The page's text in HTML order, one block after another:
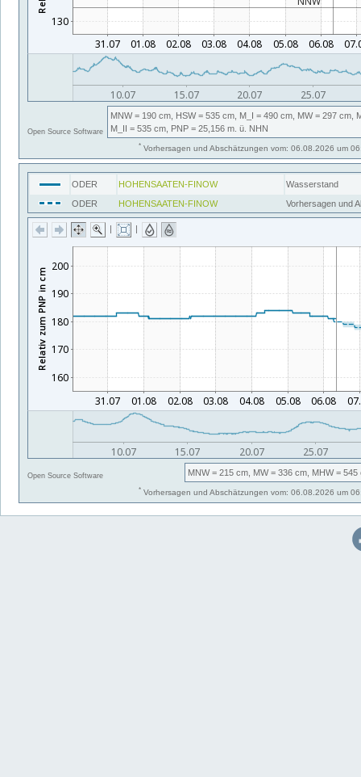
Open Source Software
MNW= 190 cm, HSW= 535 cm, M_I = 490 cm, MW= 297 cm,
M_II = 535 cm, PNP = 25,156 m. ü. NHN
*Vorhersagen und Abschätzungen vom: 06.08.2026 um
ODER HOHENSAATEN-FINOW
Wasserstand
ODER
HOHENSAATEN-FINOW Vorhersagen und
| |
Open Source Software MNW= 215 cm, MW= 336 cm, MHW= 545
*Vorhersagen und Abschätzungen vom: 06.08.2026 um